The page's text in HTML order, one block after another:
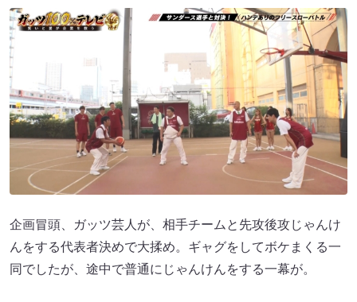
企画冒頭、ガッツ芸人が、相手チームと先攻後攻じゃんけ
んをする代表者決めで大揉め。ギャグをしてボケまくる一
同でしたが、途中で普通にじゃんけんをする一幕が。